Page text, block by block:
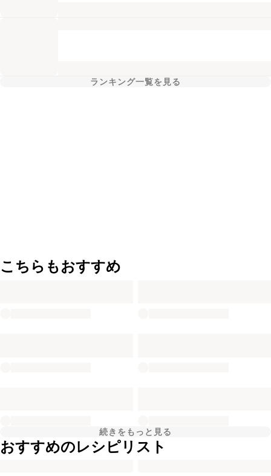
ランキング一覧を見る
こちらもおすすめ
続きをもっと見る
おすすめのレシピリスト